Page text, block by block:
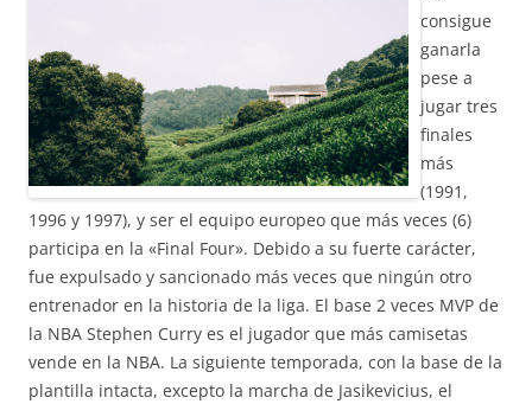
consigue
ganarla
pese a
jugar tres
finales
más
(1991,
1996 y 1997), y ser el equipo europeo que más veces (6)
participa en la «Final Four». Debido a su fuerte carácter,
fue expulsado y sancionado más veces que ningún otro
entrenador en la historia de la liga. El base 2 veces MVP de
la NBA Stephen Curry es el jugador que más camisetas
vende en la NBA. La siguiente temporada, con la base de la
plantilla intacta, excepto la marcha de Jasikevicius, el